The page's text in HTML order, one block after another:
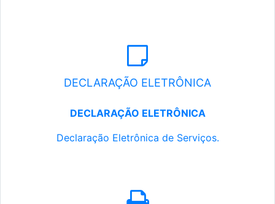
DECLARAÇÃO ELETRÔNICA
DECLARAÇÃO ELETRÔNICA
Declaração Eletrônica de Serviços.